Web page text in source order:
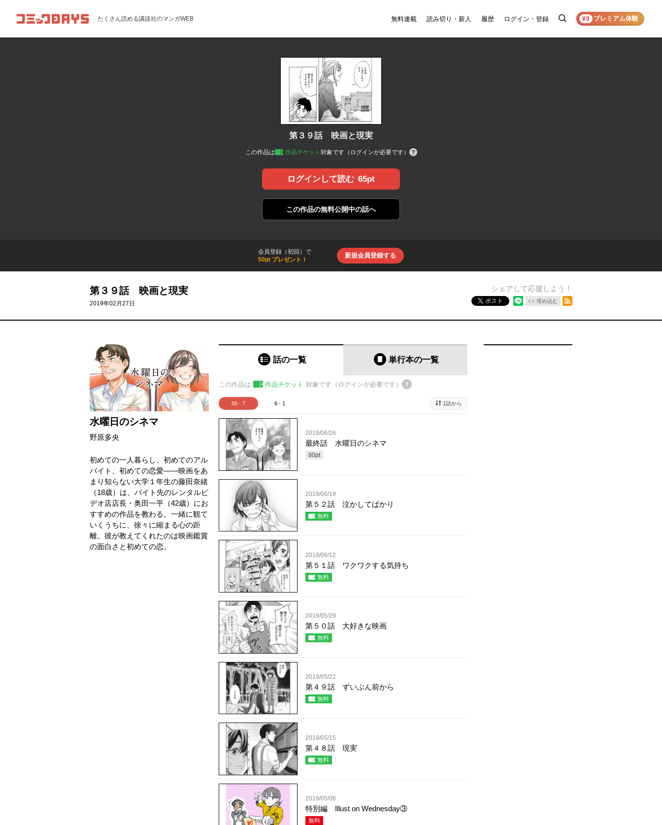
コミックDAYS たくさん読める講談社のマンガWEB 無料連載 読み切り・新人 履歴 ログイン・登録
検
¥0 プレミアム体験
第３９話 映画と現実
この作品は 作品チケット 対象です（ログインが必要です）
ログインして読む 65pt
この作品の無料公開中の話へ
会員登録（初回）で
50pt プレゼント！
新規会員登録する
第３９話 映画と現実
2019年02月27日
シェアして応援しよう！
ポスト 埋め込む
水曜日のシネマ
野原多央
初めての一人暮らし、初めてのアル
バイト、初めての恋愛――映画をあ
まり知らない大学１年生の藤田奈緒
（18歳）は、バイト先のレンタルビ
デオ店店長・奥田一平（42歳）にお
すすめの作品を教わる。一緒に観て
いくうちに、徐々に縮まる心の距
離。彼が教えてくれたのは映画鑑賞
の面白さと初めての恋。
話の一覧 単行本の一覧
この作品は 作品チケット 対象です（ログインが必要です）
56 - 7 6 - 1 1話から
2019/06/26
最終話 水曜日のシネマ
80pt
2019/06/19
第５２話 泣かしてばかり
無料
2019/06/12
第５１話 ワクワクする気持ち
無料
2019/05/29
第５０話 大好きな映画
無料
2019/05/22
第４９話 ずいぶん前から
無料
2019/05/15
第４８話 現実
無料
2019/05/08
特別編 Illust on Wednesday③
無料